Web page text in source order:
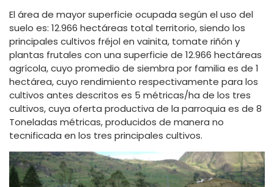
El área de mayor superficie ocupada según el uso del
suelo es: 12.966 hectáreas total territorio, siendo los
principales cultivos fréjol en vainita, tomate riñón y
plantas frutales con una superficie de 12.966 hectáreas
agrícola, cuyo promedio de siembra por familia es de 1
hectárea, cuyo rendimiento respectivamente para los
cultivos antes descritos es 5 métricas/ha de los tres
cultivos, cuya oferta productiva de la parroquia es de 8
Toneladas métricas, producidos de manera no
tecnificada en los tres principales cultivos.